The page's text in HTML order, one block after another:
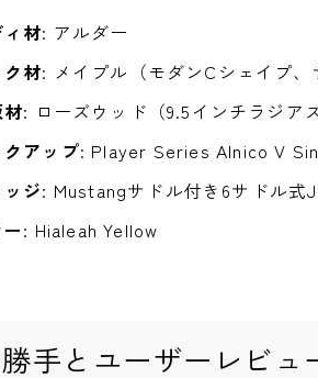
材: アルダー
材: メイプル（モダンCシェイプ、
: ローズウッド（9.5インチラジア
クアップ: Player Series Alnico V
ジ: Mustangサドル付き6サドル式
: Hialeah Yellow
手とユーザーレビュ